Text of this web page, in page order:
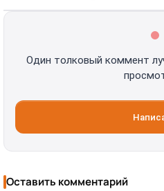
Один толковый коммент
Оставить комментарий